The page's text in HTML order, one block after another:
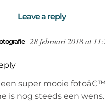
Leave a reply
28 februari 2018 at
super mooie
is nog steeds een